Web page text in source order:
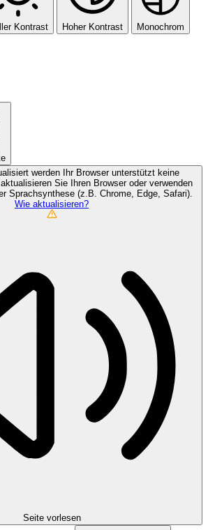
Kontrast Hoher Kontrast Monochrom
werden
Ihr Browser unterstützt keine
Sie Ihren Browser oder verwenden
Sprachsynthese (z.B. Chrome, Edge, Safari).
Wie aktualisieren?
Seite vorlesen